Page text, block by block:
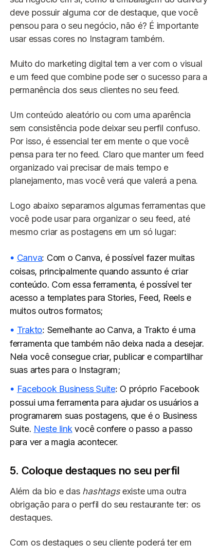
deve possuir alguma cor de destaque, que você
pensou para o seu negócio, não é? É importante
usar essas cores no Instagram também.
Muito do marketing digital tem a ver com o visual
e um feed que combine pode ser o sucesso para a
permanência dos seus clientes no seu feed.
Um conteúdo aleatório ou com uma aparência
sem consistência pode deixar seu perfil confuso.
Por isso, é essencial ter em mente o que você
pensa para ter no feed. Claro que manter um feed
organizado vai precisar de mais tempo e
planejamento, mas você verá que valerá a pena.
Logo abaixo separamos algumas ferramentas que
você pode usar para organizar o seu feed, até
mesmo criar as postagens em um só lugar:
Canva: Com o Canva, é possível fazer muitas
coisas, principalmente quando assunto é criar
conteúdo. Com essa ferramenta, é possível ter
acesso a templates para Stories, Feed, Reels e
muitos outros formatos;
Trakto: Semelhante ao Canva, a Trakto é uma
ferramenta que também não deixa nada a desejar.
Nela você consegue criar, publicar e compartilhar
suas artes para o Instagram;
Facebook Business Suite: O próprio Facebook
possui uma ferramenta para ajudar os usuários a
programarem suas postagens, que é o Business
Suite. Neste link você confere o passo a passo
para ver a magia acontecer.
5. Coloque destaques no seu perfil
Além da bio e das hashtagsexiste uma outra
obrigação para o perfil do seu restaurante ter: os
destaques.
Com os destaques o seu cliente poderá ter em